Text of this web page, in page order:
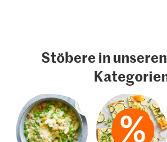
Stöbere in